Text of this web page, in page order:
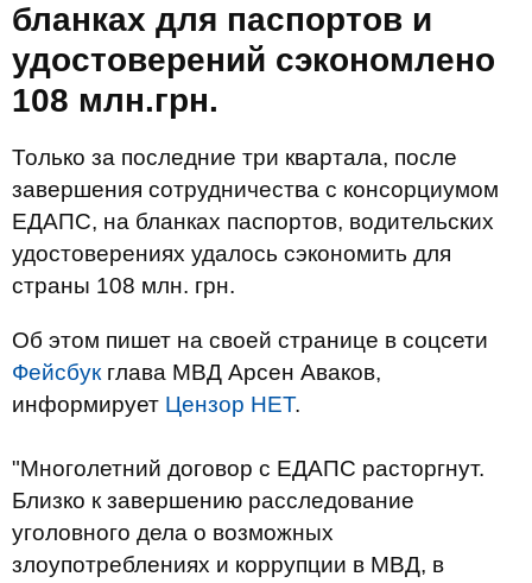
бланках для паспортов и
удостоверений сэкономлено
108 млн.грн.
Только за последние три квартала, после
завершения сотрудничества с консорциумом
ЕДАПС, на бланках паспортов, водительских
удостоверениях удалось сэкономить для
страны 108 млн. грн.
Об этом пишет на своей странице в соцсети
Фейсбук глава МВД Арсен Аваков,
информирует Цензор НЕТ.
"Многолетний договор с ЕДАПС расторгнут.
Близко к завершению расследование
уголовного дела о возможных
злоупотреблениях и коррупции в МВД, в